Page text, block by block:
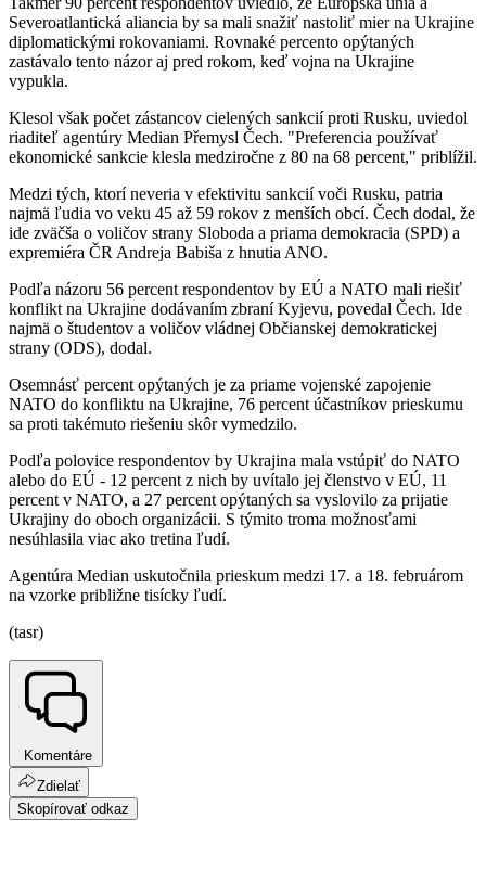
Severoatlantická aliancia by sa mali snažiť nastoliť mier na Ukrajine
diplomatickými rokovaniami. Rovnaké percento opýtaných
zastávalo tento názor aj pred rokom, keď vojna na Ukrajine
vypukla.
Klesol však počet zástancov cielených sankcií proti Rusku, uviedol
riaditeľ agentúry Median Přemysl Čech. "Preferencia používať
ekonomické sankcie klesla medziročne z 80 na 68 percent," priblížil.
Medzi tých, ktorí neveria v efektivitu sankcií voči Rusku, patria
najmä ľudia vo veku 45 až 59 rokov z menších obcí. Čech dodal, že
ide zväčša o voličov strany Sloboda a priama demokracia (SPD) a
expremiéra ČR Andreja Babiša z hnutia ANO.
Podľa názoru 56 percent respondentov by EÚ a NATO mali riešiť
konflikt na Ukrajine dodávaním zbraní Kyjevu, povedal Čech. Ide
najmä o študentov a voličov vládnej Občianskej demokratickej
strany (ODS), dodal.
Osemnásť percent opýtaných je za priame vojenské zapojenie
NATO do konfliktu na Ukrajine, 76 percent účastníkov prieskumu
sa proti takémuto riešeniu skôr vymedzilo.
Podľa polovice respondentov by Ukrajina mala vstúpiť do NATO
alebo do EÚ - 12 percent z nich by uvítalo jej členstvo v EÚ, 11
percent v NATO, a 27 percent opýtaných sa vyslovilo za prijatie
Ukrajiny do oboch organizácii. S týmito troma možnosťami
nesúhlasila viac ako tretina ľudí.
Agentúra Median uskutočnila prieskum medzi 17. a 18. februárom
na vzorke približne tisícky ľudí.
(tasr)
Komentáre
Zdielať
Skopírovať odkaz